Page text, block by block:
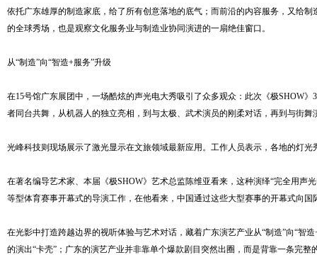
依托广东雄厚的制造家底，给了所有创意落地的底气；而前沿的内容服务，又给
的全球秀场，也是观察文化服务业与制造业协同演进的一扇绝佳窗口。
从“制造”向“智造+服务”升级
在15号馆广东展团中，一场酷炫的声光电大秀吸引了众多观众：此次《极SHOW
者同台共舞，从机器人的独立亮相，到与太极、武术演员的刚柔对话，再到与街舞
光峰科技则现场展示了激光显示在文旅领域最新应用。工作人员表示，各地的灯
在著名编导艺术家、本届《极SHOW》艺术总监陈维亚看来，这种演绎“完全用
等型体育赛事开幕式的导演工作，在他看来，中国通过这些大型赛事的开幕式向
在光影中打造跨越边界的视听体验与艺术对话，藏着广东演艺产业从“制造”向“智
的演出“卡壳”；广东的演艺产业并非靠单个爆款剧目突然出圈，而是背靠一条完整